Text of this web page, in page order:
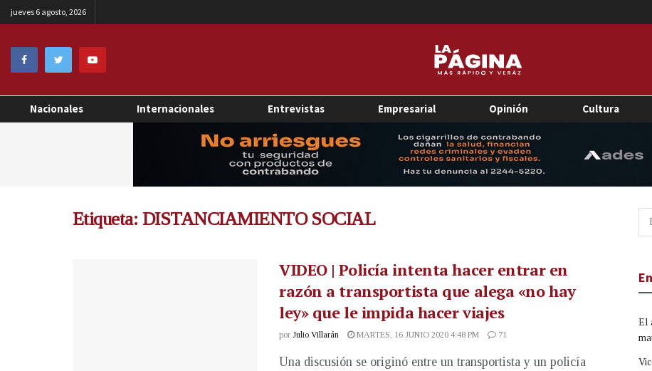
jueves 6 agosto, 2026
Nacionales Internacionales Entrevistas Empresarial Opinión Cultura
Etiqueta: DISTANCIAMIENTO SOCIAL
VIDEO | Policía intenta hacer entrar en
razón a transportista que alega «no hay
ley» que le impida hacer viajes
por Julio Villarán MARTES, 16 JUNIO 2020 4:48 PM 71
Una discusión se originó entre un transportista y un policía
El